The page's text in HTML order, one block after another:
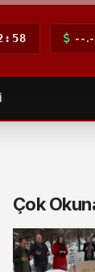
--
Çok